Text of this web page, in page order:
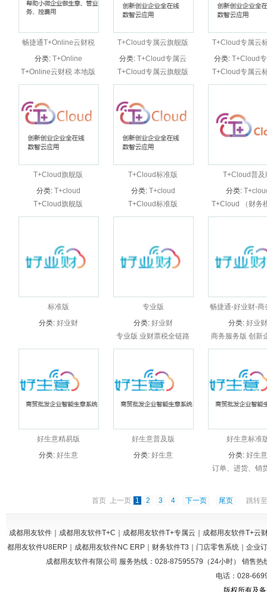
算，应收管理，
理，...
畅捷通T+Online云财税
分类: T+Online
T+Online云财税 本地版
本：功能，总账，报表，
子档案，出纳管理
T+Cloud专属云旗舰版
分类: T+Cloud专属云
T+Cloud专属云旗舰版
T+Cloud专属云
分类: T+Cloud
T+Cloud专属云
T+Cloud旗舰版
分类: T+cloud
T+Cloud旗舰版
T+Cloud标准版
分类: T+cloud
T+Cloud标准版
T+Cloud普及
分类:
T+Cloud （财务
标准版
分类: 好业财
专业版
分类: 好业财
专业版 业财票税全链路
一体化管理
畅捷通-好业财-商
版
分类: 好业财
商务服务版 创新
智经营平台 一好
经营管理为核心
据化精准运营，
供全面信息化解
好生意精易版
分类: 好生意
好生意普及版
分类: 好生意
好生意标准
分类: 好生意
订单、进货、销
首页 上一页 1 2 3 4 下一页 尾页 跳转
成都用友软件｜成都用友软件T+C｜成都用友软件T+专属云｜成都用友软件T+
都用友软件U8ERP｜成都用友软件NC ERP｜财务软件T3｜门店零售系统｜企
成都用友软件有限公司 服务热线：028-87595579（24小时） 销售
电话：028-
版权所有及